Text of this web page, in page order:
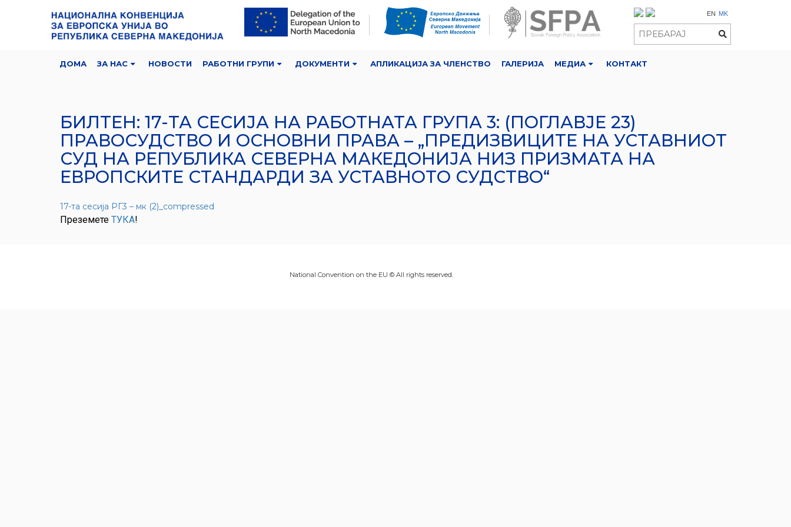
EN MK
ДОМА ЗА НАС НОВОСТИ РАБОТНИ ГРУПИ ДОКУМЕНТИ АПЛИКАЦИЈА ЗА ЧЛЕНСТВО ГАЛЕРИЈА МЕДИА КОНТАКТ
БИЛТЕН: 17-ТА СЕСИЈА НА РАБОТНАТА ГРУПА 3: (ПОГЛАВЈЕ 23)
ПРАВОСУДСТВО И ОСНОВНИ ПРАВА – „ПРЕДИЗВИЦИТЕ НА УСТАВНИОТ
СУД НА РЕПУБЛИКА СЕВЕРНА МАКЕДОНИЈА НИЗ ПРИЗМАТА НА
ЕВРОПСКИТЕ СТАНДАРДИ ЗА УСТАВНОТО СУДСТВО“
17-та сесија РГ3 – мк (2)_compressed
Преземете ТУКА!
National Convention on the EU © All rights reserved.